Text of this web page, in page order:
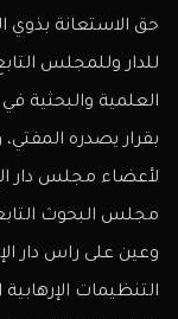
حق الاستعانة بذوي
للدار وللمجلس
العلمية والبحثية
بقرار يصدره
لأعضاء مجلس دار
مجلس البحوث
وعين على راس دار
التنظيمات